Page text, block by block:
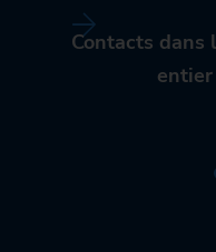
Contacts dans
entier